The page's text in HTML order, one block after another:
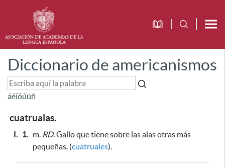
Diccionario de americanismos
áéíóúüñ
cuatrualas.
I. 1. m. RD.Gallo que tiene sobre las alas otras más
pequeñas. (cuatruales).